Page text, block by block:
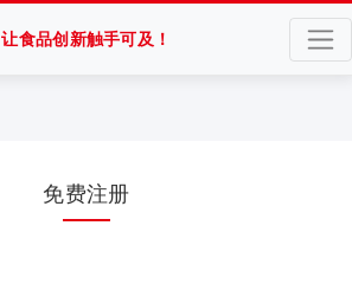
让食品创新触手可及！
免费注册